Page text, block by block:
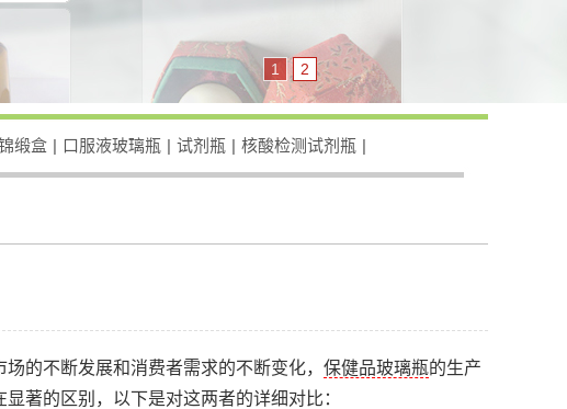
1 2
缎盒 | 口服液玻璃瓶 | 试剂瓶 | 核酸检测试剂瓶 |
的不断发展和消费者需求的不断变化， 保健品玻璃瓶的生产
著的区别，以下是对这两者的详细对比：